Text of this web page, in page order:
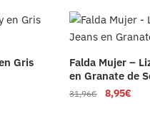
Gris
Falda Mujer –
en Granate de
31,96€ 8,95€